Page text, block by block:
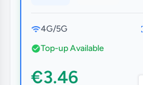
4G/5G
Top-up Available
€3.46